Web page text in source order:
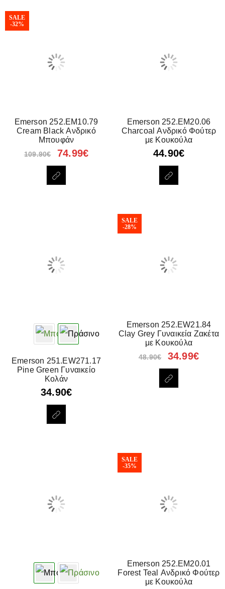
SALE
-32%
Emerson 252.EM10.79
Cream Black Ανδρικό
Μπουφάν
109.90€ 74.99€
Emerson 252.EM20.06
Charcoal Ανδρικό Φούτερ
με Κουκούλα
44.90€
Emerson 251.EW271.17
Pine Green Γυναικείο
Κολάν
34.90€
SALE
-28%
Emerson 252.EW21.84
Clay Grey Γυναικεία Ζακέτα
με Κουκούλα
48.90€ 34.99€
SALE
-35%
Emerson 252.EM20.01
Forest Teal Ανδρικό Φούτερ
με Κουκούλα